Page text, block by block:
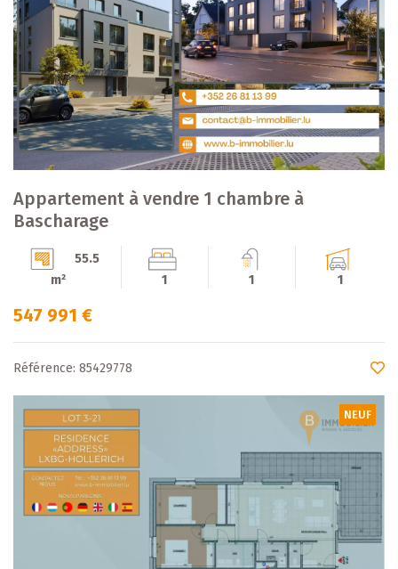
Appartement à vendre 1 chambre à
Bascharage
55.5
m²
1 1 1
547 991 €
Référence: 85429778
NEUF